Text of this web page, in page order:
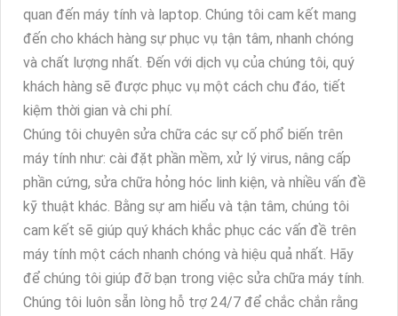
quan đến máy tính và laptop. Chúng tôi cam kết mang
đến cho khách hàng sự phục vụ tận tâm, nhanh chóng
và chất lượng nhất. Đến với dịch vụ của chúng tôi, quý
khách hàng sẽ được phục vụ một cách chu đáo, tiết
kiệm thời gian và chi phí.
Chúng tôi chuyên sửa chữa các sự cố phổ biến trên
máy tính như: cài đặt phần mềm, xử lý virus, nâng cấp
phần cứng, sửa chữa hỏng hóc linh kiện, và nhiều vấn đề
kỹ thuật khác. Bằng sự am hiểu và tận tâm, chúng tôi
cam kết sẽ giúp quý khách khắc phục các vấn đề trên
máy tính một cách nhanh chóng và hiệu quả nhất. Hãy
để chúng tôi giúp đỡ bạn trong việc sửa chữa máy tính.
Chúng tôi luôn sẵn lòng hỗ trợ 24/7 để chắc chắn rằng